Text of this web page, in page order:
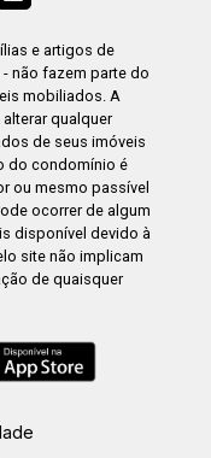
e artigos de
não fazem parte do
mobiliados. A
qualquer
de seus imóveis
do condomínio é
ou mesmo passível
ocorrer de algum
disponível devido à
site não implicam
de quaisquer